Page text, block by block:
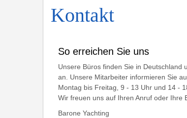
Kontakt
So erreichen Sie uns
Unsere Büros finden Sie in
an. Unsere Mitarbeiter informieren Sie
Montag bis Freitag, 9 - 13 Uhr und 14 -
Wir freuen uns auf Ihren Anruf oder Ihre
Barone Yachting